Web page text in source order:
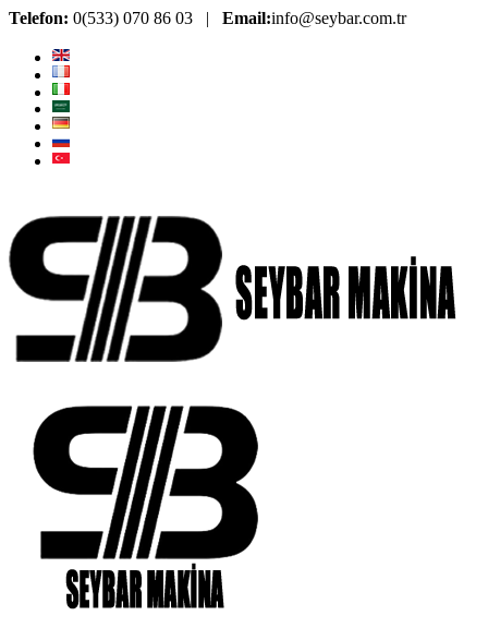
Telefon: 0(533) 070 86 03 | Email:info@seybar.com.tr